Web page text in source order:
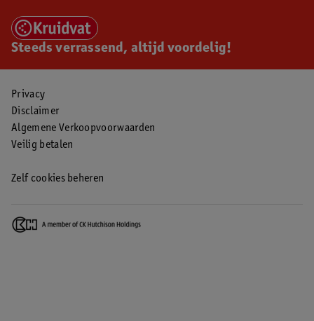
Steeds verrassend, altijd voordelig!
Privacy
Disclaimer
Algemene Verkoopvoorwaarden
Veilig betalen
Zelf cookies beheren